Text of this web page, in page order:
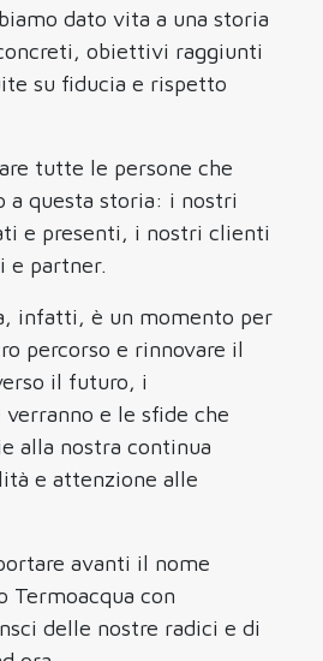
dato vita a una storia
obiettivi raggiunti
su fiducia e rispetto
tutte le persone che
a questa storia: i nostri
e presenti, i nostri clienti
e partner.
infatti, è un momento per
percorso e rinnovare il
il futuro, i
e le sfide che
alla nostra continua
e attenzione alle
avanti il nome
Termoacqua con
delle nostre radici e di